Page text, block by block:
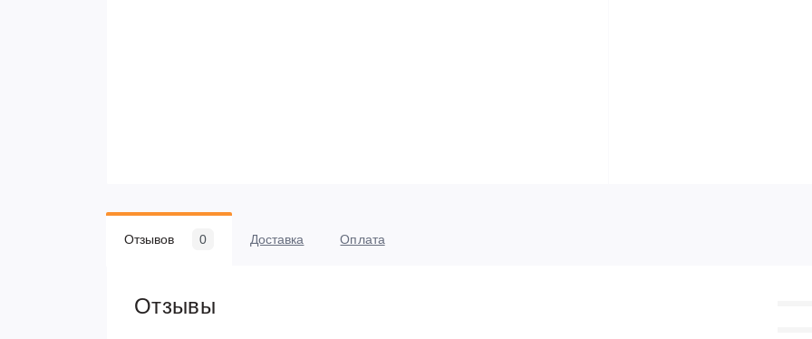
Отзывов 0 Доставка Оплата
Отзывы